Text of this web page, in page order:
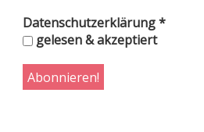
Datenschutzerklärung*
gelesen & akzeptiert